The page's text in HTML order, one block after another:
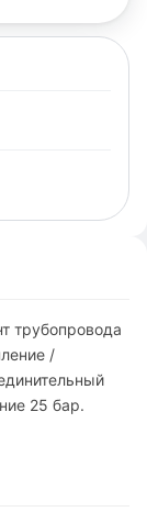
трубопровода
/
25 бар.